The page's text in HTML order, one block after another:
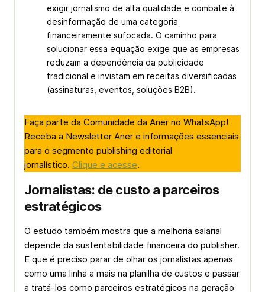
exigir jornalismo de alta qualidade e combate à
desinformação de uma categoria
financeiramente sufocada. O caminho para
solucionar essa equação exige que as empresas
reduzam a dependência da publicidade
tradicional e invistam em receitas diversificadas
(assinaturas, eventos, soluções B2B).
Faça parte da Comunidade da Aner no WhatsApp!
Receba a Newsletter Aner e informações essenciais
para o segmento publishing editorial
jornalístico. Clique e acesse.
Jornalistas: de custo a parceiros
estratégicos
O estudo também mostra que a melhoria salarial
depende da sustentabilidade financeira do publisher.
E que é preciso parar de olhar os jornalistas apenas
como uma linha a mais na planilha de custos e passar
a tratá-los como parceiros estratégicos na geração